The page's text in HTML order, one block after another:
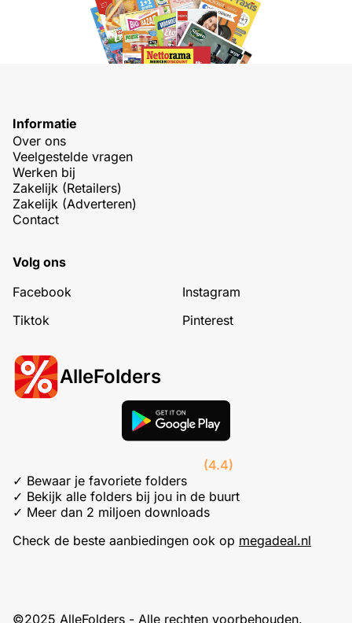
Informatie
Over ons
Veelgestelde vragen
Werken bij
Zakelijk (Retailers)
Zakelijk (Adverteren)
Contact
Volg ons
Facebook
Instagram
Tiktok
Pinterest
AlleFolders
(4.4)
✓ Bewaar je favoriete folders
✓ Bekijk alle folders bij jou in de buurt
✓ Meer dan 2 miljoen downloads
Check de beste aanbiedingen ook op megadeal.nl
©2025 AlleFolders - Alle rechten voorbehouden.